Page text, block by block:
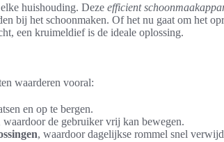
huishouding. Deze efficient
bij het schoonmaken. Of het nu gaat om het
een kruimeldief is de ideale oplossing.
waarderen vooral:
en op te bergen.
waardoor de gebruiker vrij kan bewegen.
, waardoor dagelijkse rommel snel